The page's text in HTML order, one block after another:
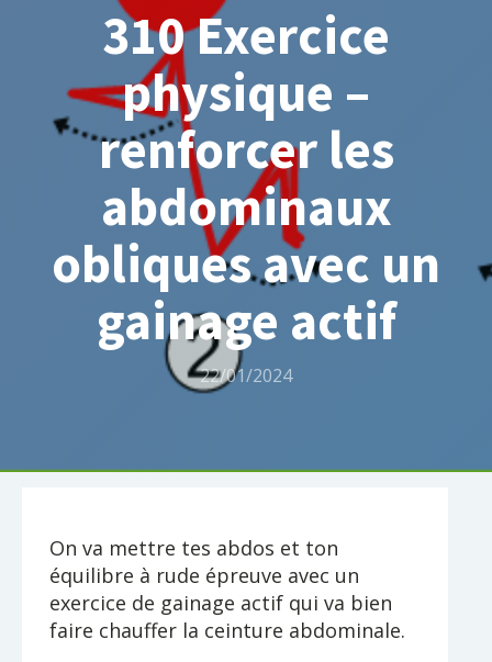
310 Exercice
physique –
renforcer les
abdominaux
obliques avec un
gainage actif
22/01/2024
On va mettre tes abdos et ton
équilibre à rude épreuve avec un
exercice de gainage actif qui va bien
faire chauffer la ceinture abdominale.